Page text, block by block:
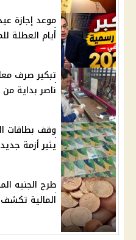
أيام العطلة
ناصر بداية من 15 مايو قبل عيد الأضحى
وقف بطاقات
يثير أزمة
طرح الجنيه
المالية